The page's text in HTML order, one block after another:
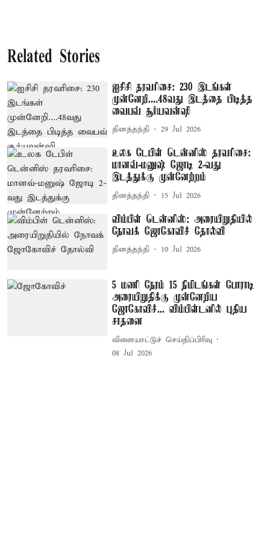
Related Stories
ஐசிசி தரவரிசை: 230 இடங்கள்
முன்னேறி....48வது இடத்தை பிடித்த
வைபவ் சூர்யவன்ஷி
தினத்தந்தி 29 Jul 2026
உலக டேபிள் டென்னிஸ் தரவரிசை:
மானவ்-மனுஷ் ஜோடி 2-வது
இடத்துக்கு முன்னேற்றம்
தினத்தந்தி 15 Jul 2026
விம்பிள் டென்னிஸ்: அரையிறுதியில்
நோவக் ஜோகோவிச் தோல்வி
தினத்தந்தி 10 Jul 2026
5 மணி நேரம் 15 நிமிடங்கள் போராடி
அரையிறுதிக்கு முன்னேறிய
ஜோகோவிச்... விம்பிள்டனில் புதிய
சாதனை
விளையாட்டுச் செய்திப்பிரிவு
08 Jul 2026